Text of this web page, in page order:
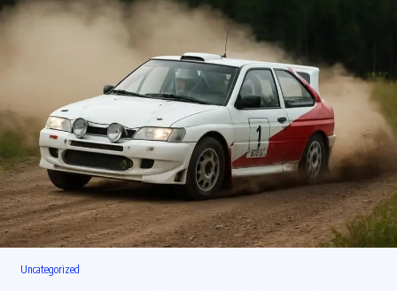
Uncategorized